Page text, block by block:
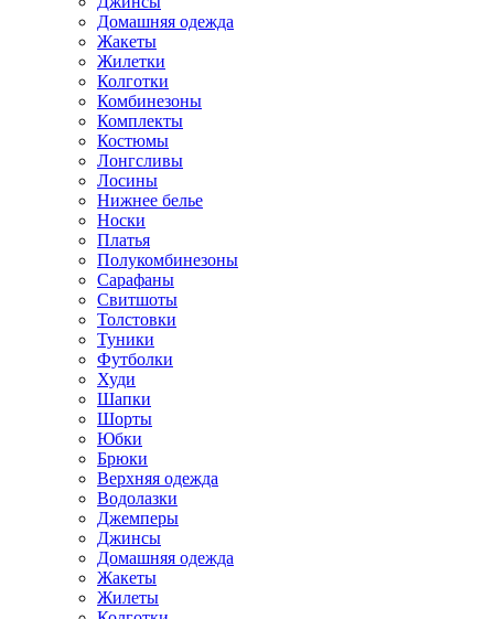
Домашняя одежда
Жакеты
Жилетки
Колготки
Комбинезоны
Комплекты
Костюмы
Лонгсливы
Лосины
Нижнее белье
Носки
Платья
Полукомбинезоны
Сарафаны
Свитшоты
Толстовки
Туники
Футболки
Худи
Шапки
Шорты
Юбки
Брюки
Верхняя одежда
Водолазки
Джемперы
Джинсы
Домашняя одежда
Жакеты
Жилеты